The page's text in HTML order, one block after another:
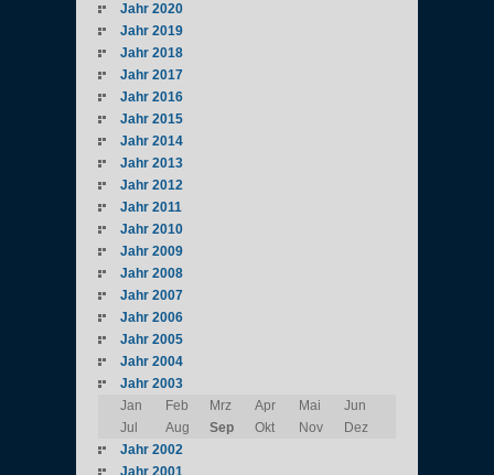
Jahr 2020
Jahr 2019
Jahr 2018
Jahr 2017
Jahr 2016
Jahr 2015
Jahr 2014
Jahr 2013
Jahr 2012
Jahr 2011
Jahr 2010
Jahr 2009
Jahr 2008
Jahr 2007
Jahr 2006
Jahr 2005
Jahr 2004
Jahr 2003
Jan
Feb Mrz Apr Mai
Jun
Jul
Aug Sep Okt Nov
Dez
Jahr 2002
Jahr 2001